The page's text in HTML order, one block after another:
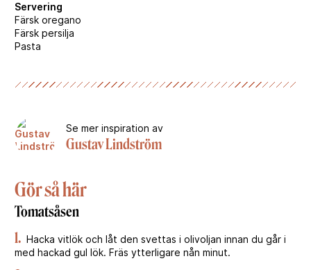
Servering
Färsk oregano
Färsk persilja
Pasta
Se mer inspiration av
Gustav Lindström
Gör så här
Tomatsåsen
1. Hacka vitlök och låt den svettas i olivoljan innan du går i
med hackad gul lök. Fräs ytterligare nån minut.